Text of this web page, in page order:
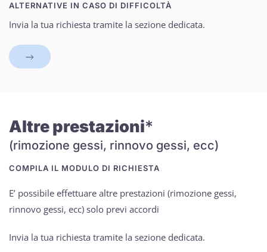
ALTERNATIVE IN CASO DI DIFFICOLTÀ
Invia la tua richiesta tramite la sezione dedicata.
Altre prestazioni*
(rimozione gessi, rinnovo gessi, ecc)
COMPILA IL MODULO DI RICHIESTA
E’ possibile effettuare altre prestazioni (rimozione gessi,
rinnovo gessi, ecc) solo previ accordi
Invia la tua richiesta tramite la sezione dedicata.